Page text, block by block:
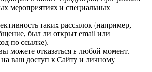
мероприятиях и специальных
таких рассылок (например,
был ли открыт email или
по ссылке).
можете отказаться в любой момент.
на ваш доступ к Сайту и личному